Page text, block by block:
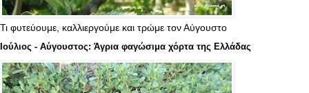
Τι φυτεύουμε, καλλιεργούμε και τρώμε τον Αύγουστο
Ιούλιος - Αύγουστος: Άγρια φαγώσιμα χόρτα της Ελλάδας